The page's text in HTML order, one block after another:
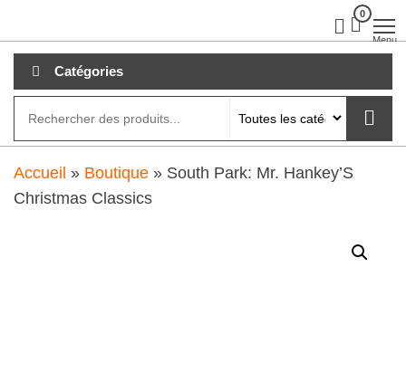
au
contenu
0
Menu
Catégories
Accueil » Boutique » South Park: Mr. Hankey’S
Christmas Classics